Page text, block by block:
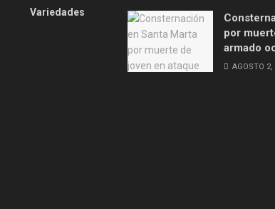
Variedades
por
armado
AGOSTO 2,